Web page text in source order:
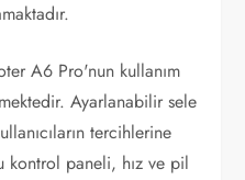
A6 Pro'nun kullanım
Ayarlanabilir sele
tercihlerine
kontrol paneli, hız ve pil